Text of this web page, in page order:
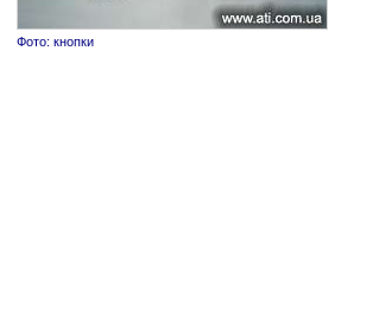
Фото: кнопки